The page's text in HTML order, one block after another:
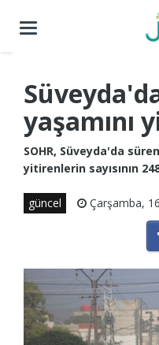
Menüyü
yaşamını
SOHR, Süveyda'da
yitirenlerin sayısının
güncel Çarşamba,